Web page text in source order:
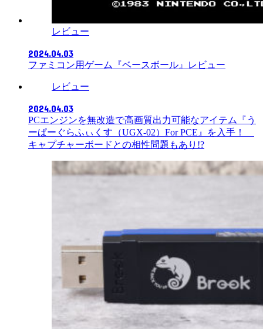
レビュー
2024.04.03
ファミコン用ゲーム『ベースボール』レビュー
レビュー
2024.04.03
PCエンジンを無改造で高画質出力可能なアイテム『う
ーぱーぐらふぃくす（UGX-02）For PCE』を入手！
キャプチャーボードとの相性問題もあり!?